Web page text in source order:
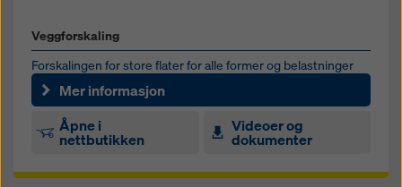
Veggforskaling
Forskalingen for store flater for alle former og belastninger
Mer informasjon
Åpne i
nettbutikken
Videoer og
dokumenter